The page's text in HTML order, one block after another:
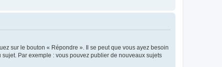
sur le bouton « Répondre ». Il se peut que vous ayez besoin
Par exemple : vous pouvez publier de nouveaux sujets